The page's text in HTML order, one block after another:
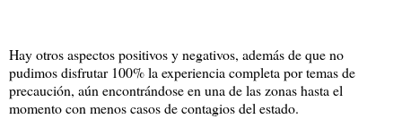
Hay otros aspectos positivos y negativos, además de que no
pudimos disfrutar 100% la experiencia completa por temas de
precaución, aún encontrándose en una de las zonas hasta el
momento con menos casos de contagios del estado.